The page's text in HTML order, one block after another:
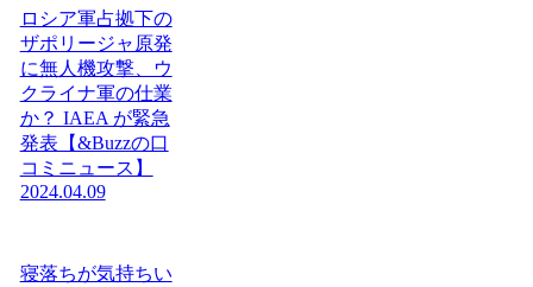
ロシア軍占拠下の
ザポリージャ原発
に無人機攻撃、ウ
クライナ軍の仕業
か？ IAEA が緊急
発表【&Buzzの口
コミニュース】
2024.04.09
寝落ちが気持ちい